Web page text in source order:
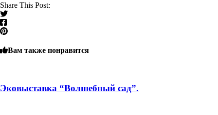
Share This Post:
Вам также понравится
Эковыставка “Волшебный сад”.